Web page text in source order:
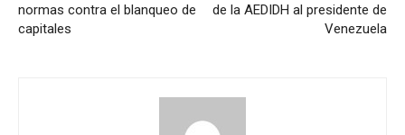
normas contra el blanqueo de
capitales
de la AEDIDH al presidente de
Venezuela